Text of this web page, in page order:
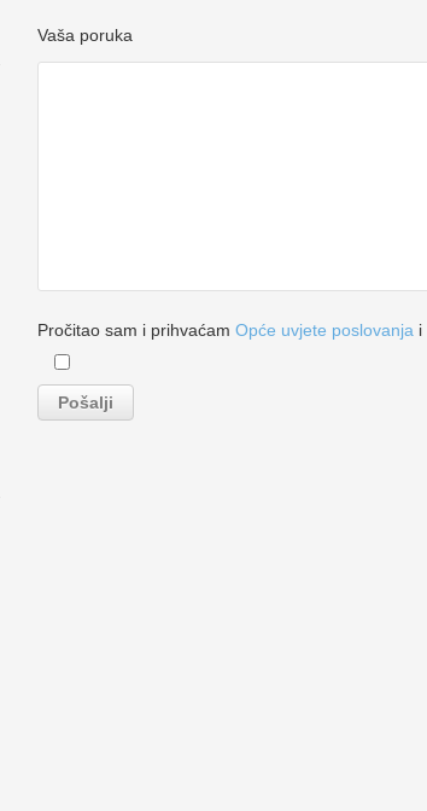
Vaša poruka
Pročitao sam i prihvaćam Opće uvjete poslovanja i